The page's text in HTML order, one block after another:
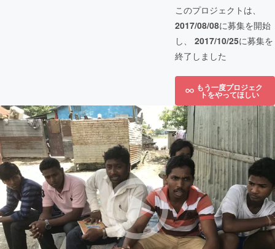
このプロジェクトは、
2017/08/08に募集を開始
し、 2017/10/25に募集を
終了しました
もう一度プロジェク
トをやってほしい